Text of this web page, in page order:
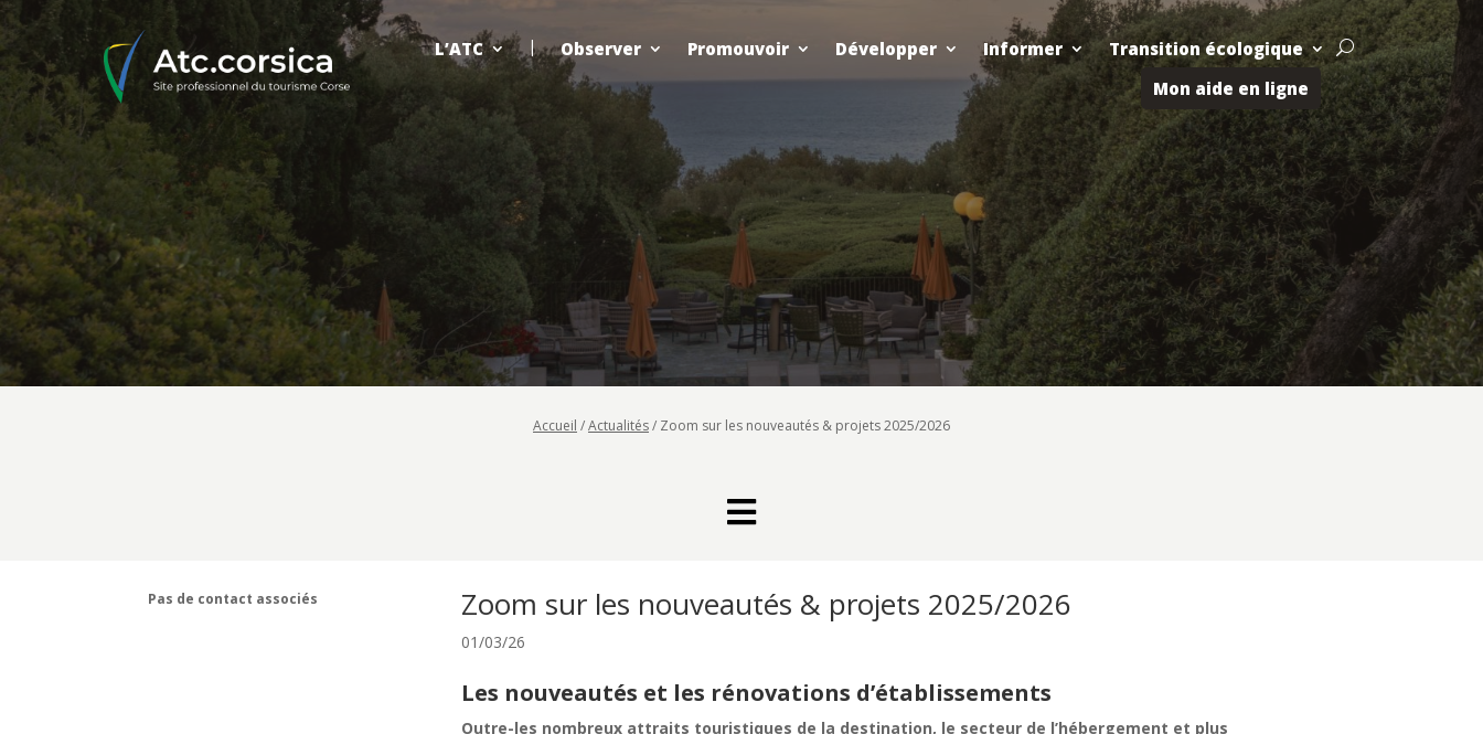
L’ATC Observer Promouvoir Développer Informer
Transition écologique
Mon aide en ligne
U
Accueil /Actualités/ Zoom sur les nouveautés & projets 2025/2026

Pas de contact associés Zoom sur les nouveautés & projets 2025/2026
01/03/26
Les nouveautés et les rénovations d’établissements
Outre-les nombreux attraits touristiques de la destination, le secteur de l’hébergement et plus